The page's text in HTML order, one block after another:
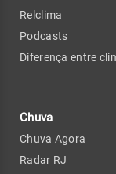
Relclima
Podcasts
Diferença entre
Chuva
Chuva Agora
Radar RJ